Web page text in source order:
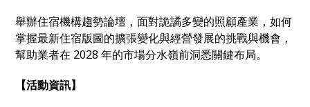
舉辦住宿機構趨勢論壇，面對詭譎多變的照顧產業，如何
掌握最新住宿版圖的擴張變化與經營發展的挑戰與機會，
幫助業者在 2028 年的市場分水嶺前洞悉關鍵布局。
【活動資訊】